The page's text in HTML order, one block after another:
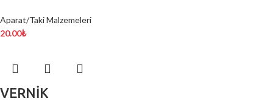
Aparat/Taki Malzemeleri
20.00₺
VERNİK